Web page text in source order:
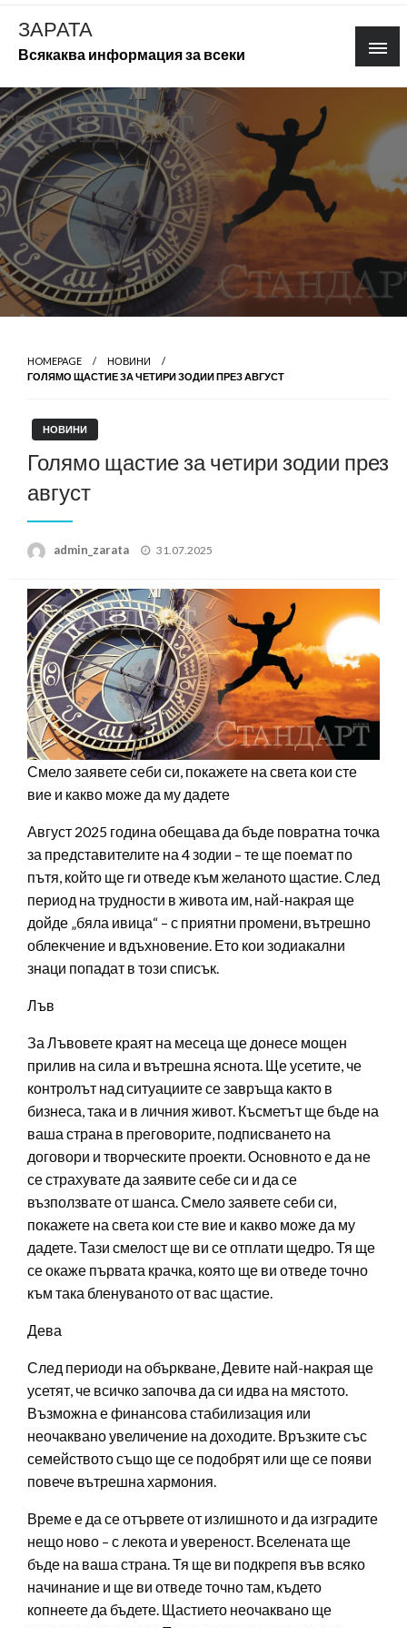
Skip
content
ЗАРАТА
Всякаква информация за всеки
HOMEPAGE
НОВИНИ
ГОЛЯМО ЩАСТИЕ ЗА ЧЕТИРИ ЗОДИИ ПРЕЗ АВГУСТ
НОВИНИ
Голямо щастие за четири зодии през
август
admin_zarata
Posted
31.07.2025
Смело заявете себи си, покажете на света кои сте
вие и какво може да му дадете
Август 2025 година обещава да бъде повратна точка
за представителите на 4 зодии – те ще поемат по
пътя, който ще ги отведе към желаното щастие. След
период на трудности в живота им, най-накрая ще
дойде „бяла ивица“ – с приятни промени, вътрешно
облекчение и вдъхновение. Ето кои зодиакални
знаци попадат в този списък.
Лъв
За Лъвовете краят на месеца ще донесе мощен
прилив на сила и вътрешна яснота. Ще усетите, че
контролът над ситуациите се завръща както в
бизнеса, така и в личния живот. Късметът ще бъде на
ваша страна в преговорите, подписването на
договори и творческите проекти. Основното е да не
се страхувате да заявите себе си и да се
възползвате от шанса. Смело заявете себи си,
покажете на света кои сте вие и какво може да му
дадете. Тази смелост ще ви се отплати щедро. Тя ще
се окаже първата крачка, която ще ви отведе точно
към така бленуваното от вас щастие.
Дева
След периоди на объркване, Девите най-накрая ще
усетят, че всичко започва да си идва на мястото.
Възможна е финансова стабилизация или
неочаквано увеличение на доходите. Връзките със
семейството също ще се подобрят или ще се появи
повече вътрешна хармония.
Време е да се отървете от излишното и да изградите
нещо ново – с лекота и увереност. Вселената ще
бъде на ваша страна. Тя ще ви подкрепя във всяко
начинание и ще ви отведе точно там, където
копнеете да бъдете. Щастието неочаквано ще